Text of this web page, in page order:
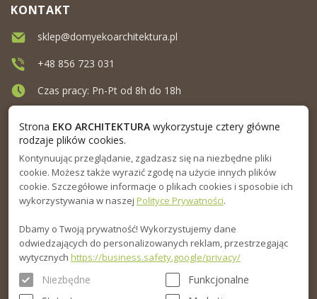
MENU
INFORMACJA
PORADNIK
KONTAKT
sklep@domyekoarchitektura.pl
+48 856 723 031
Czas pracy: Pn-Pt od 8h do 18h
Strona EKO ARCHITEKTURAwykorzystuje cztery główne
rodzaje plików cookies.
Kontynuując przeglądanie, zgadzasz się na niezbędne pliki
cookie. Możesz także wyrazić zgodę na użycie innych plików
cookie. Szczegółowe informacje o plikach cookies i sposobie ich
wykorzystywania w naszej Polityce Prywatności.
Dbamy o Twoją prywatność! Wykorzystujemy dane
odwiedzających do personalizowanych reklam, przestrzegając
wytycznych https://business.safety.google/privacy/
Niezbędne
Funkcjonalne